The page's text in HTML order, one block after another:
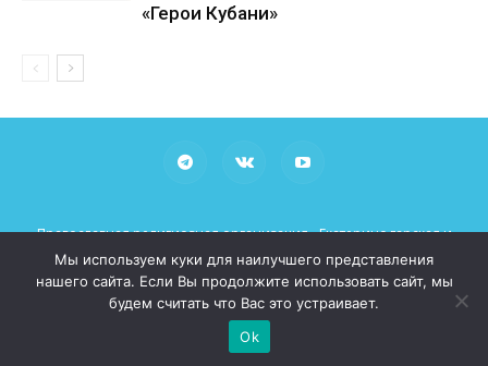
«Герои Кубани»
Православная религиозная организация «Екатеринодарская и
Кубанская Епархия Русской Православной Церкви (Московский
Патриархат)»
При использовании материалов просьба указывать рабочие
ссылки на сайт mitropoliakuban.ru
© 2026 Все права защищены
Мы используем куки для наилучшего представления
нашего сайта. Если Вы продолжите использовать сайт, мы
будем считать что Вас это устраивает.
Ok